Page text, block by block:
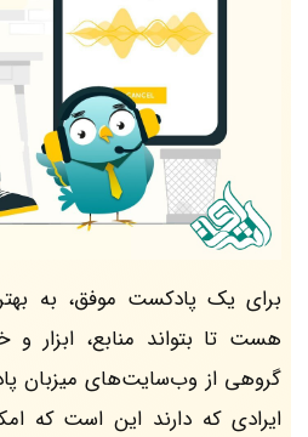
برای یک پادکست موفق، به
هست تا بتواند منابع، ابزار و
گروهی از وب‌سایت‌های میزبان
ایرادی که دارند این است که